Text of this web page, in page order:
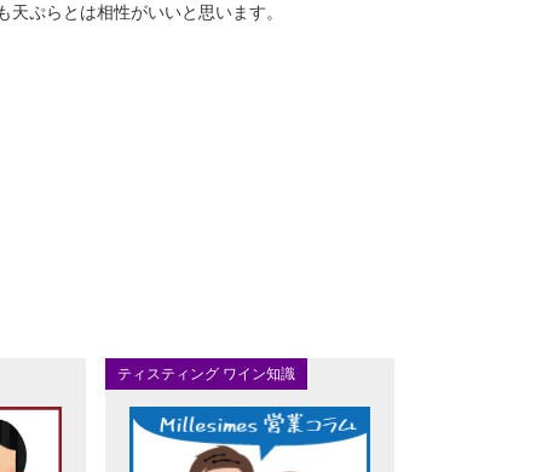
ぷらとは相性がいいと思います。
ティスティング ワイン知識